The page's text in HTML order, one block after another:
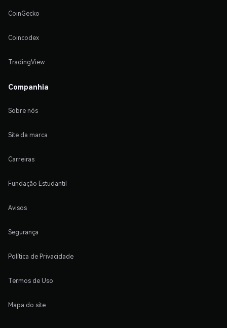
CoinGecko
Coincodex
TradingView
Companhia
Sobre nós
Site da marca
Carreiras
Fundação Estudantil
Avisos
Segurança
Política de Privacidade
Termos de Uso
Mapa do site